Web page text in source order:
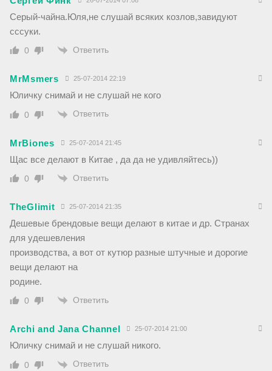
Серый-чайна.Юля,не слушай всяких козлов,завидуют
сссуки.
0 Ответить
MrMsmers 25-07-2014 22:19
Юличку снимай и не слушай не кого
0 Ответить
MrBiones 25-07-2014 21:45
Щас все делают в Китае , да да не удивляйтесь))
0 Ответить
TheGlimit 25-07-2014 21:35
Дешевые брендовые вещи делают в китае и др. Странах
для удешевления
производства, а вот от кутюр разные штучные и дорогие
вещи делают на
родине.
0 Ответить
Archi and Jana Channel 25-07-2014 21:00
Юличку снимай и не слушай никого.
0 Ответить